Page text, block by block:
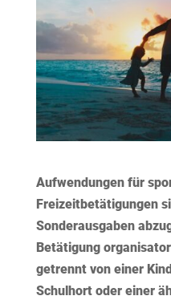
Aufwendungen für
Freizeitbetätigungen
Sonderausgaben
Betätigung
getrennt von einer
Schulhort oder einer